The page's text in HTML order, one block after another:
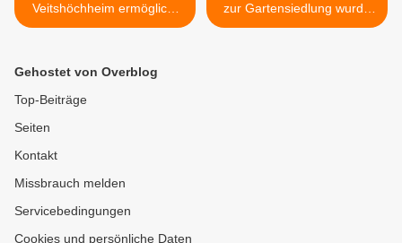
Veitshöchheim ermöglicht
72 Kindern an drei Wochen
zur Gartensiedlung wurde
nach 20 Jahren neu
Gehostet von Overblog
Top-Beiträge
Seiten
Kontakt
Missbrauch melden
Servicebedingungen
Cookies und persönliche Daten